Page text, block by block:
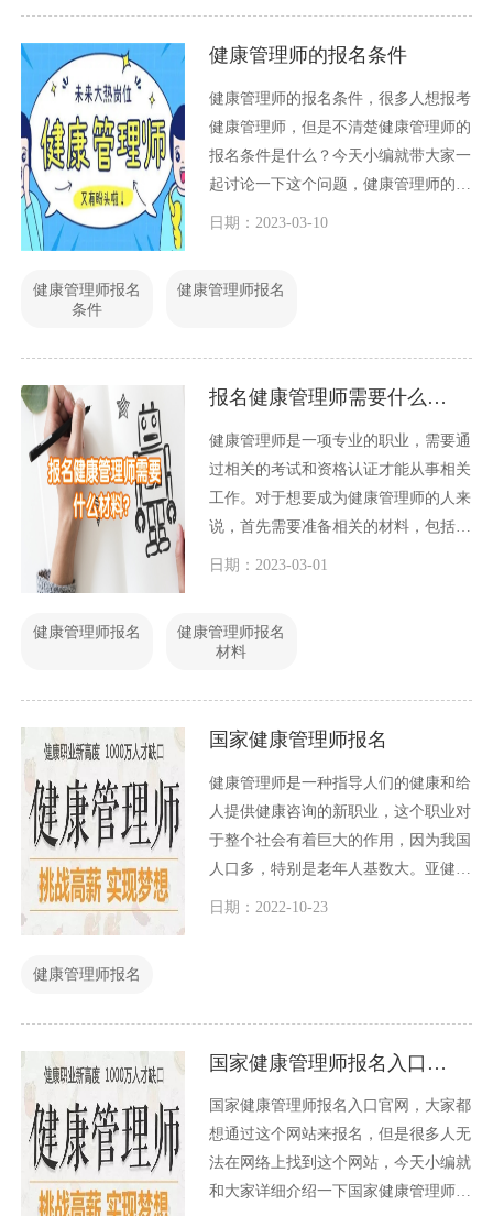
健康管理师的报名条件
健康管理师的报名条件，很多人想报考
健康管理师，但是不清楚健康管理师的
报名条件是什么？今天小编就带大家一
起讨论一下这个问题，健康管理师的报
名条件。
日期：2023-03-10
健康管理师报名
条件
健康管理师报名
报名健康管理师需要什么材料？
健康管理师是一项专业的职业，需要通
过相关的考试和资格认证才能从事相关
工作。对于想要成为健康管理师的人来
说，首先需要准备相关的材料，包括以
下几个方面。
日期：2023-03-01
健康管理师报名
健康管理师报名
材料
国家健康管理师报名
健康管理师是一种指导人们的健康和给
人提供健康咨询的新职业，这个职业对
于整个社会有着巨大的作用，因为我国
人口多，特别是老年人基数大。亚健康
人群在整个国家占有巨大的比例，不得
日期：2022-10-23
健康管理师报名
国家健康管理师报名入口官网
国家健康管理师报名入口官网，大家都
想通过这个网站来报名，但是很多人无
法在网络上找到这个网站，今天小编就
和大家详细介绍一下国家健康管理师报